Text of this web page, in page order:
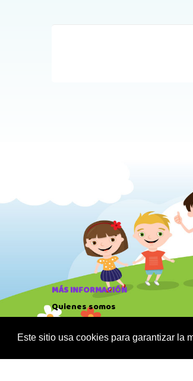
Este sitio usa cookies para garantizar la
MÁS INFORMACIÓN
Quienes somos
Política de privacidad
Sus datos seguros
Política de cookies